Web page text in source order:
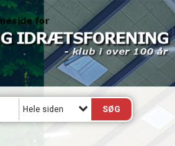
Hele siden